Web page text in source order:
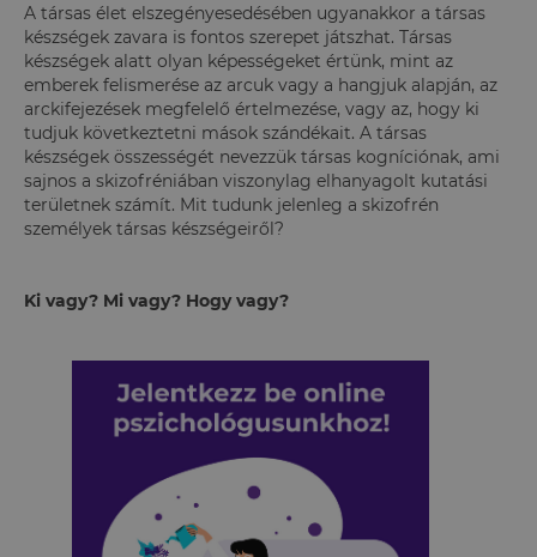
A társas élet elszegényesedésében ugyanakkor a társas
készségek zavara is fontos szerepet játszhat. Társas
készségek alatt olyan képességeket értünk, mint az
emberek felismerése az arcuk vagy a hangjuk alapján, az
arckifejezések megfelelő értelmezése, vagy az, hogy ki
tudjuk következtetni mások szándékait. A társas
készségek összességét nevezzük társas kogníciónak, ami
sajnos a skizofréniában viszonylag elhanyagolt kutatási
területnek számít. Mit tudunk jelenleg a skizofrén
személyek társas készségeiről?
Ki vagy? Mi vagy? Hogy vagy?